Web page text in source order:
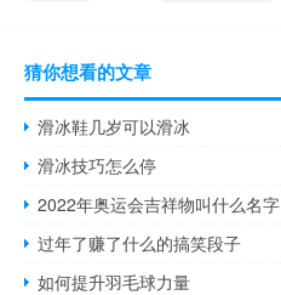
猜你想看的文章
滑冰鞋几岁可以滑冰
滑冰技巧怎么停
2022年奥运会吉祥物叫什么名字
过年了赚了什么的搞笑段子
如何提升羽毛球力量